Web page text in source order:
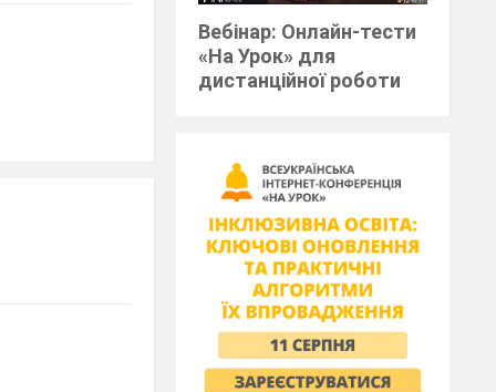
Вебінар: Онлайн-тести
«На Урок» для
дистанційної роботи